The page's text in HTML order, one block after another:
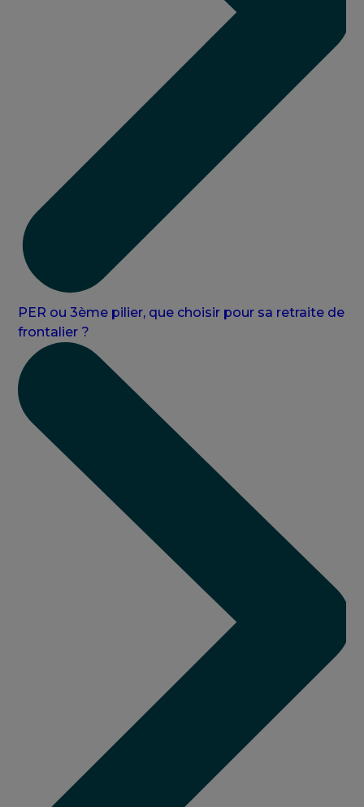
PER ou 3ème pilier, que choisir pour sa retraite de
frontalier ?